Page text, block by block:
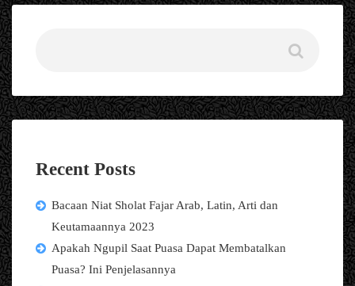
Recent Posts
Bacaan Niat Sholat Fajar Arab, Latin, Arti dan
Keutamaannya 2023
Apakah Ngupil Saat Puasa Dapat Membatalkan
Puasa? Ini Penjelasannya